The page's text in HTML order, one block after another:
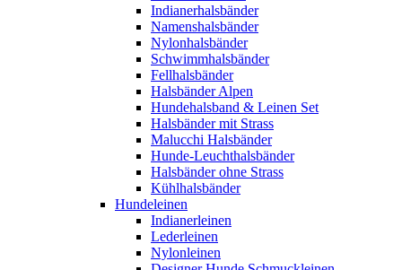
Indianerhalsbänder
Namenshalsbänder
Nylonhalsbänder
Schwimmhalsbänder
Fellhalsbänder
Halsbänder Alpen
Hundehalsband & Leinen Set
Halsbänder mit Strass
Malucchi Halsbänder
Hunde-Leuchthalsbänder
Halsbänder ohne Strass
Kühlhalsbänder
Hundeleinen
Indianerleinen
Lederleinen
Nylonleinen